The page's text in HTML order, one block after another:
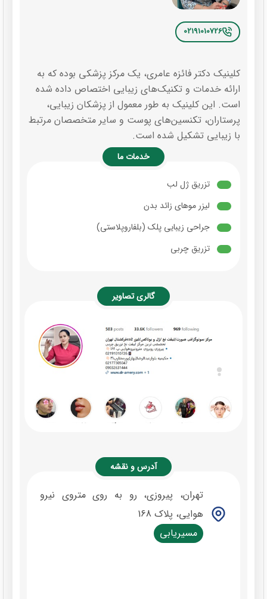
02191010726
کلینیک دکتر فائزه عامری، یک مرکز پزشکی بوده که به
ارائه خدمات و تکنیک‌های زیبایی اختصاص داده شده
است. این کلینیک به طور معمول از پزشکان زیبایی،
پرستاران، تکنسین‌های پوست و سایر متخصصان مرتبط
با زیبایی تشکیل شده است.
خدمات ما
تزریق ژل لب
لیزر موهای زائد بدن
جراحی زیبایی پلک (بلفاروپلاستی)
تزریق چربی
گالری تصاویر
آدرس و نقشه
تهران، پیروزی، رو به روی متروی نیرو
هوایی، پلاک 168
مسیریابی